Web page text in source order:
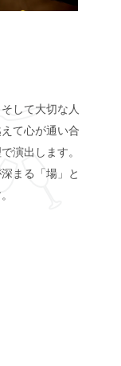
して大切な人
て心が通い合
演出します。
まる「場」と